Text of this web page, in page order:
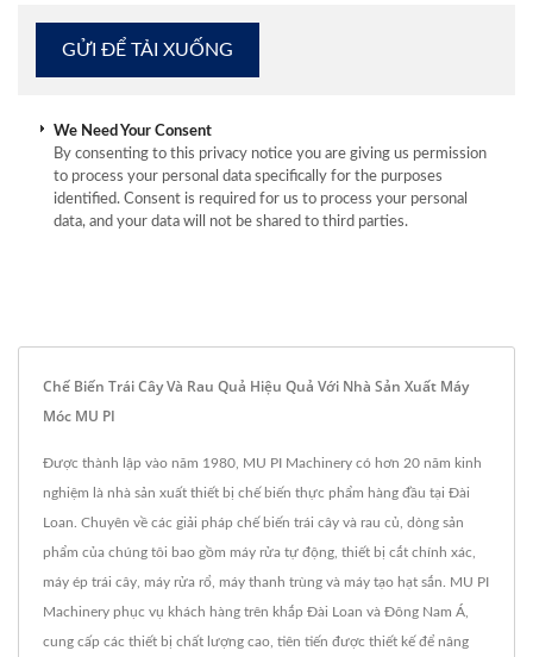
We Need Your Consent
By consenting to this privacy notice you are giving us permission
to process your personal data specifically for the purposes
identified. Consent is required for us to process your personal
data, and your data will not be shared to third parties.
Chế Biến Trái Cây Và Rau Quả Hiệu Quả Với Nhà Sản Xuất Máy
Móc MU PI
Được thành lập vào năm 1980, MU PI Machinery có hơn 20 năm kinh
nghiệm là nhà sản xuất thiết bị chế biến thực phẩm hàng đầu tại Đài
Loan. Chuyên về các giải pháp chế biến trái cây và rau củ, dòng sản
phẩm của chúng tôi bao gồm máy rửa tự động, thiết bị cắt chính xác,
máy ép trái cây, máy rửa rổ, máy thanh trùng và máy tạo hạt sắn. MU PI
Machinery phục vụ khách hàng trên khắp Đài Loan và Đông Nam Á,
cung cấp các thiết bị chất lượng cao, tiên tiến được thiết kế để nâng